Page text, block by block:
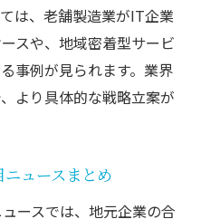
は、老舗製造業がIT企業
スや、地域密着型サービ
事例が見られます。業界
より具体的な戦略立案が
ュースまとめ
ースでは、地元企業の合